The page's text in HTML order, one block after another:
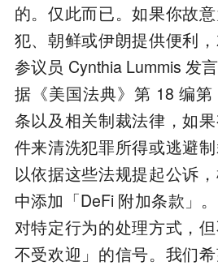
的。仅此而已。如果你故
犯、朝鲜或伊朗提供便利，
参议员 Cynthia Lummis 发
据《美国法典》第 18 编
条以及相关制裁法律，如
件来清洗犯罪所得或逃避
以依据这些法规提起公诉
中添加「DeFi 附加条款」
对特定行为的处理方式，
不受欢迎」的信号。我们